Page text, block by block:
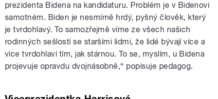
prezidenta Bidena na kandidaturu. Problém je v Bidenovi
samotném. Biden je nesmírně hrdý, pyšný člověk, který
je tvrdohlavý. To samozřejmě víme ze všech našich
rodinných sešlostí se staršími lidmi, že lidé bývají více a
více tvrdohlaví tím, jak stárnou. To se, myslím, u Bidena
projevuje opravdu dvojnásobně,“ popisuje pedagog.